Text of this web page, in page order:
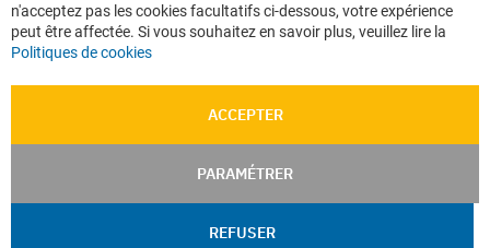
n'acceptez pas les cookies facultatifs ci-dessous, votre expérience
peut être affectée. Si vous souhaitez en savoir plus, veuillez lire la
Politiques de cookies
ACCEPTER
PARAMÉTRER
REFUSER